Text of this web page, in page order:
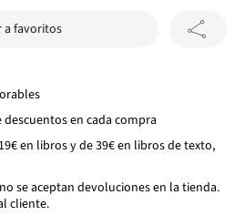
a favoritos
en cada compra
en libros y de 39€ en libros de texto,
se aceptan devoluciones en la tienda.
cliente.